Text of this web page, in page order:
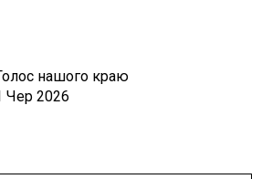
нашого краю
Чер 2026